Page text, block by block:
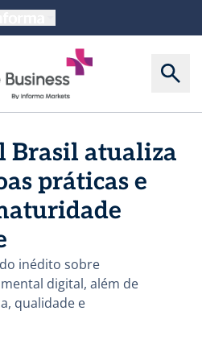
Brasil atualiza
práticas e
inédito sobre
digital, além de
qualidade e